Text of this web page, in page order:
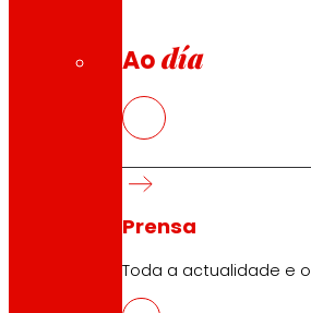
Ao día
Prensa
Toda a actualidade e